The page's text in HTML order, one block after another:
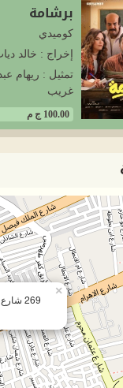
برشامة
كوميدي
إخراج : خالد
تمثيل : ريهام
غريب
100.00 ج م
269
×